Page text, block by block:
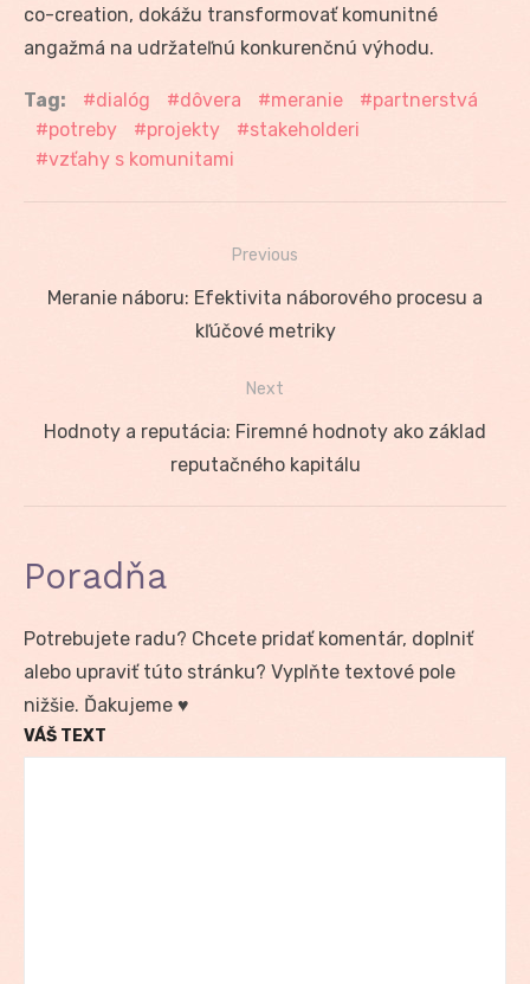
co-creation, dokážu transformovať komunitné
angažmá na udržateľnú konkurenčnú výhodu.
Tag: dialóg dôvera meranie
partnerstvá
potreby
projekty
stakeholderi
vzťahy s komunitami
Navigácia
Previous
Previous
Meranie náboru: Efektivita náborového procesu a
kľúčové metriky
Next
Next
Hodnoty a reputácia: Firemné hodnoty ako základ
reputačného kapitálu
Poradňa
Potrebujete radu? Chcete pridať komentár, doplniť
alebo upraviť túto stránku? Vyplňte textové pole
nižšie. Ďakujeme ♥
VÁŠ TEXT